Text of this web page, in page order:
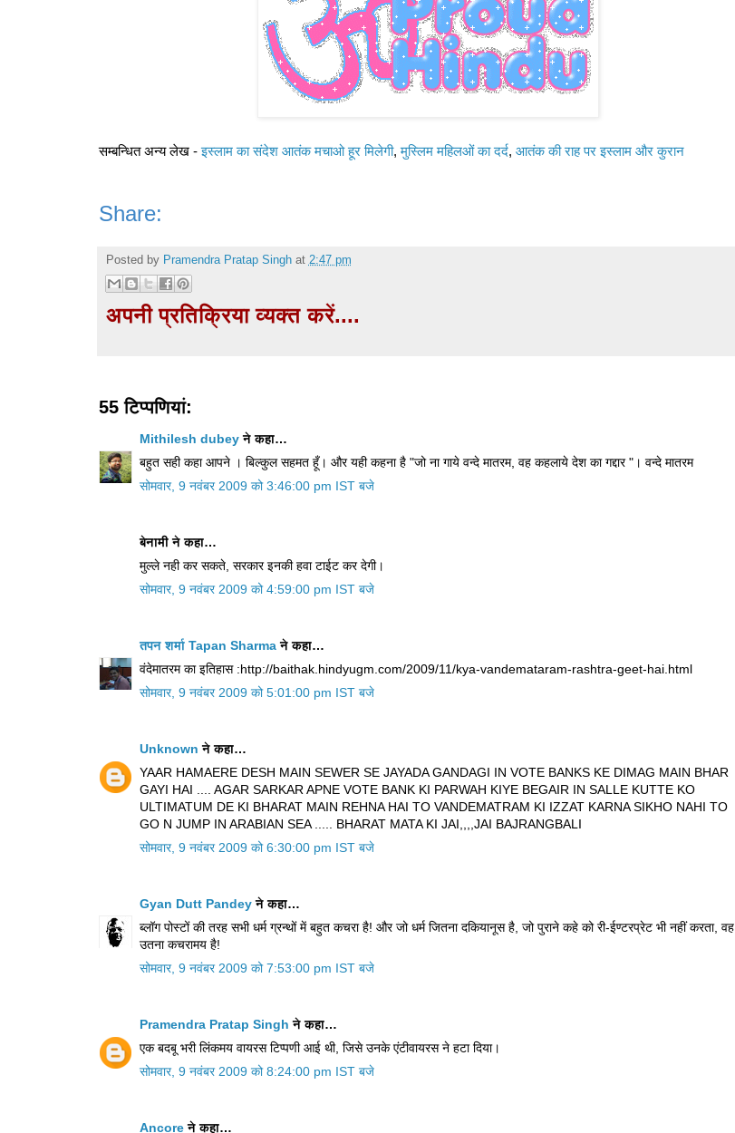
सम्‍‍बन्धित अन्‍य लेख -इस्‍लाम का संदेश आतंक मचाओ हूर मिलेगी,मुस्लिम महिलओं का दर्द, आतंक की राह पर इस्‍लाम और कुरान
Share:
Posted by Pramendra Pratap Singh at 2:47 pm
अपनी प्रतिक्रिया व्यक्त करें....
55 टिप्‍पणियां:
Mithilesh dubeyने कहा…
बहुत सही कहा आपने । बिल्कुल सहमत हूँ। और यही कहना है "जो ना गाये वन्दे मातरम, वह कहलाये देश का गद्दार "। वन्दे मातरम
सोमवार, 9 नवंबर 2009 को 3:46:00 pm IST बजे
बेनामी ने कहा…
मुल्‍ले नही कर सकते, सरकार इनकी हवा टाईट कर देगी।
सोमवार, 9 नवंबर 2009 को 4:59:00 pm IST बजे
तपन शर्मा Tapan Sharmaने कहा…
वंदेमातरम का इतिहास :http://baithak.hindyugm.com/2009/11/kya-vandemataram-rashtra-geet-hai.html
सोमवार, 9 नवंबर 2009 को 5:01:00 pm IST बजे
Unknown ने कहा…
YAAR HAMAERE DESH MAIN SEWER SE JAYADA GANDAGI IN VOTE BANKS KE DIMAG MAIN BHAR
GAYI HAI .... AGAR SARKAR APNE VOTE BANK KI PARWAH KIYE BEGAIR IN SALLE KUTTE KO
ULTIMATUM DE KI BHARAT MAIN REHNA HAI TO VANDEMATRAM KI IZZAT KARNA SIKHO NAHI TO
GO N JUMP IN ARABIAN SEA ..... BHARAT MATA KI JAI,,,,JAI BAJRANGBALI
सोमवार, 9 नवंबर 2009 को 6:30:00 pm IST बजे
Gyan Dutt Pandeyने कहा…
ब्लॉग पोस्टों की तरह सभी धर्म ग्रन्थों में बहुत कचरा है! और जो धर्म जितना दकियानूस है, जो पुराने कहे को री-ईण्टरप्रेट भी नहीं करता, वह
उतना कचरामय है!
सोमवार, 9 नवंबर 2009 को 7:53:00 pm IST बजे
Pramendra Pratap Singh ने कहा…
एक बदबू भरी लिंकमय वायरस टिप्‍पणी आई थी, जिसे उनके ए‍ंटीवायरस ने हटा दिया।
सोमवार, 9 नवंबर 2009 को 8:24:00 pm IST बजे
Ancoreने कहा…